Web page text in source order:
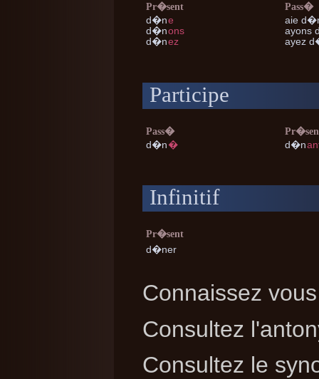
Pr�sent
d�ne
d�nons
d�nez
Pass�
aie
ayons
ayez
Participe
Pass�
d�n�
d�n
Infinitif
Pr�sent
d�ner
Connaissez
Consultez
Consultez le